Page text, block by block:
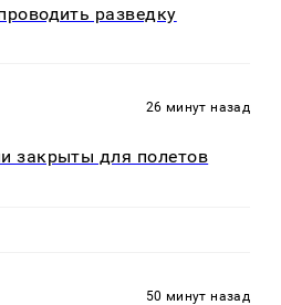
разведку
26 минут назад
закрыты для полетов
50 минут назад